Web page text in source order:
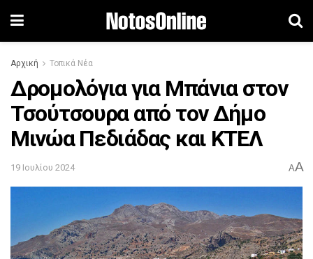
Αρχική Τοπικά Νέα
Δρομολόγια για Μπάνια στον
Τσούτσουρα από τον Δήμο
Μινώα Πεδιάδας και ΚΤΕΛ
19 Ιουλίου 2024 AA